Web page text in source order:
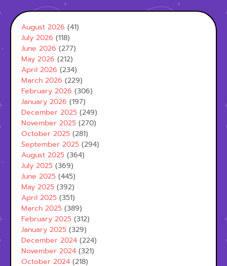
August 2026 (41)
July 2026 (118)
June 2026 (277)
May 2026 (212)
April 2026 (234)
March 2026 (229)
February 2026 (306)
January 2026 (197)
December 2025 (249)
November 2025 (270)
October 2025 (281)
September 2025 (294)
August 2025 (364)
July 2025 (369)
June 2025 (445)
May 2025 (392)
April 2025 (351)
March 2025 (389)
February 2025 (312)
January 2025 (329)
December 2024 (224)
November 2024 (321)
October 2024 (218)